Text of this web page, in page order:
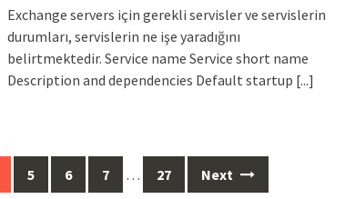
Exchange servers için gerekli servisler ve servislerin
durumları, servislerin ne işe yaradığını
belirtmektedir. Service name Service short name
Description and dependencies Default startup [...]
5 6 7 … 27 Next